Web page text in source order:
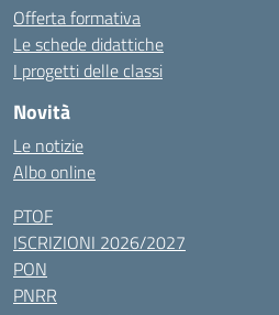
Offerta formativa
Le schede didattiche
I progetti delle classi
Novità
Le notizie
Albo online
PTOF
ISCRIZIONI 2026/2027
PON
PNRR